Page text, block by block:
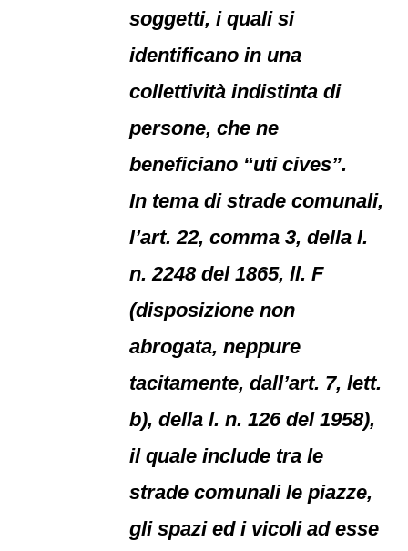
soggetti, i quali si
identificano in una
collettività indistinta di
persone, che ne
beneficiano “uti cives”.
In tema di strade comunali,
l’art. 22, comma 3, della l.
n. 2248 del 1865, ll. F
(disposizione non
abrogata, neppure
tacitamente, dall’art. 7, lett.
b), della l. n. 126 del 1958),
il quale include tra le
strade comunali le piazze,
gli spazi ed i vicoli ad esse